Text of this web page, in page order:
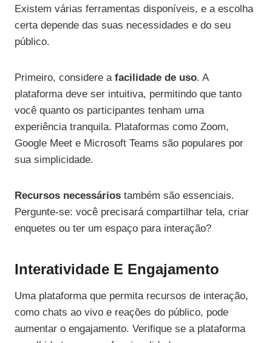
Existem várias ferramentas disponíveis, e a escolha
certa depende das suas necessidades e do seu
público.
Primeiro, considere a facilidade de uso. A
plataforma deve ser intuitiva, permitindo que tanto
você quanto os participantes tenham uma
experiência tranquila. Plataformas como Zoom,
Google Meet e Microsoft Teams são populares por
sua simplicidade.
Recursos necessários também são essenciais.
Pergunte-se: você precisará compartilhar tela, criar
enquetes ou ter um espaço para interação?
Interatividade E Engajamento
Uma plataforma que permita recursos de interação,
como chats ao vivo e reações do público, pode
aumentar o engajamento. Verifique se a plataforma